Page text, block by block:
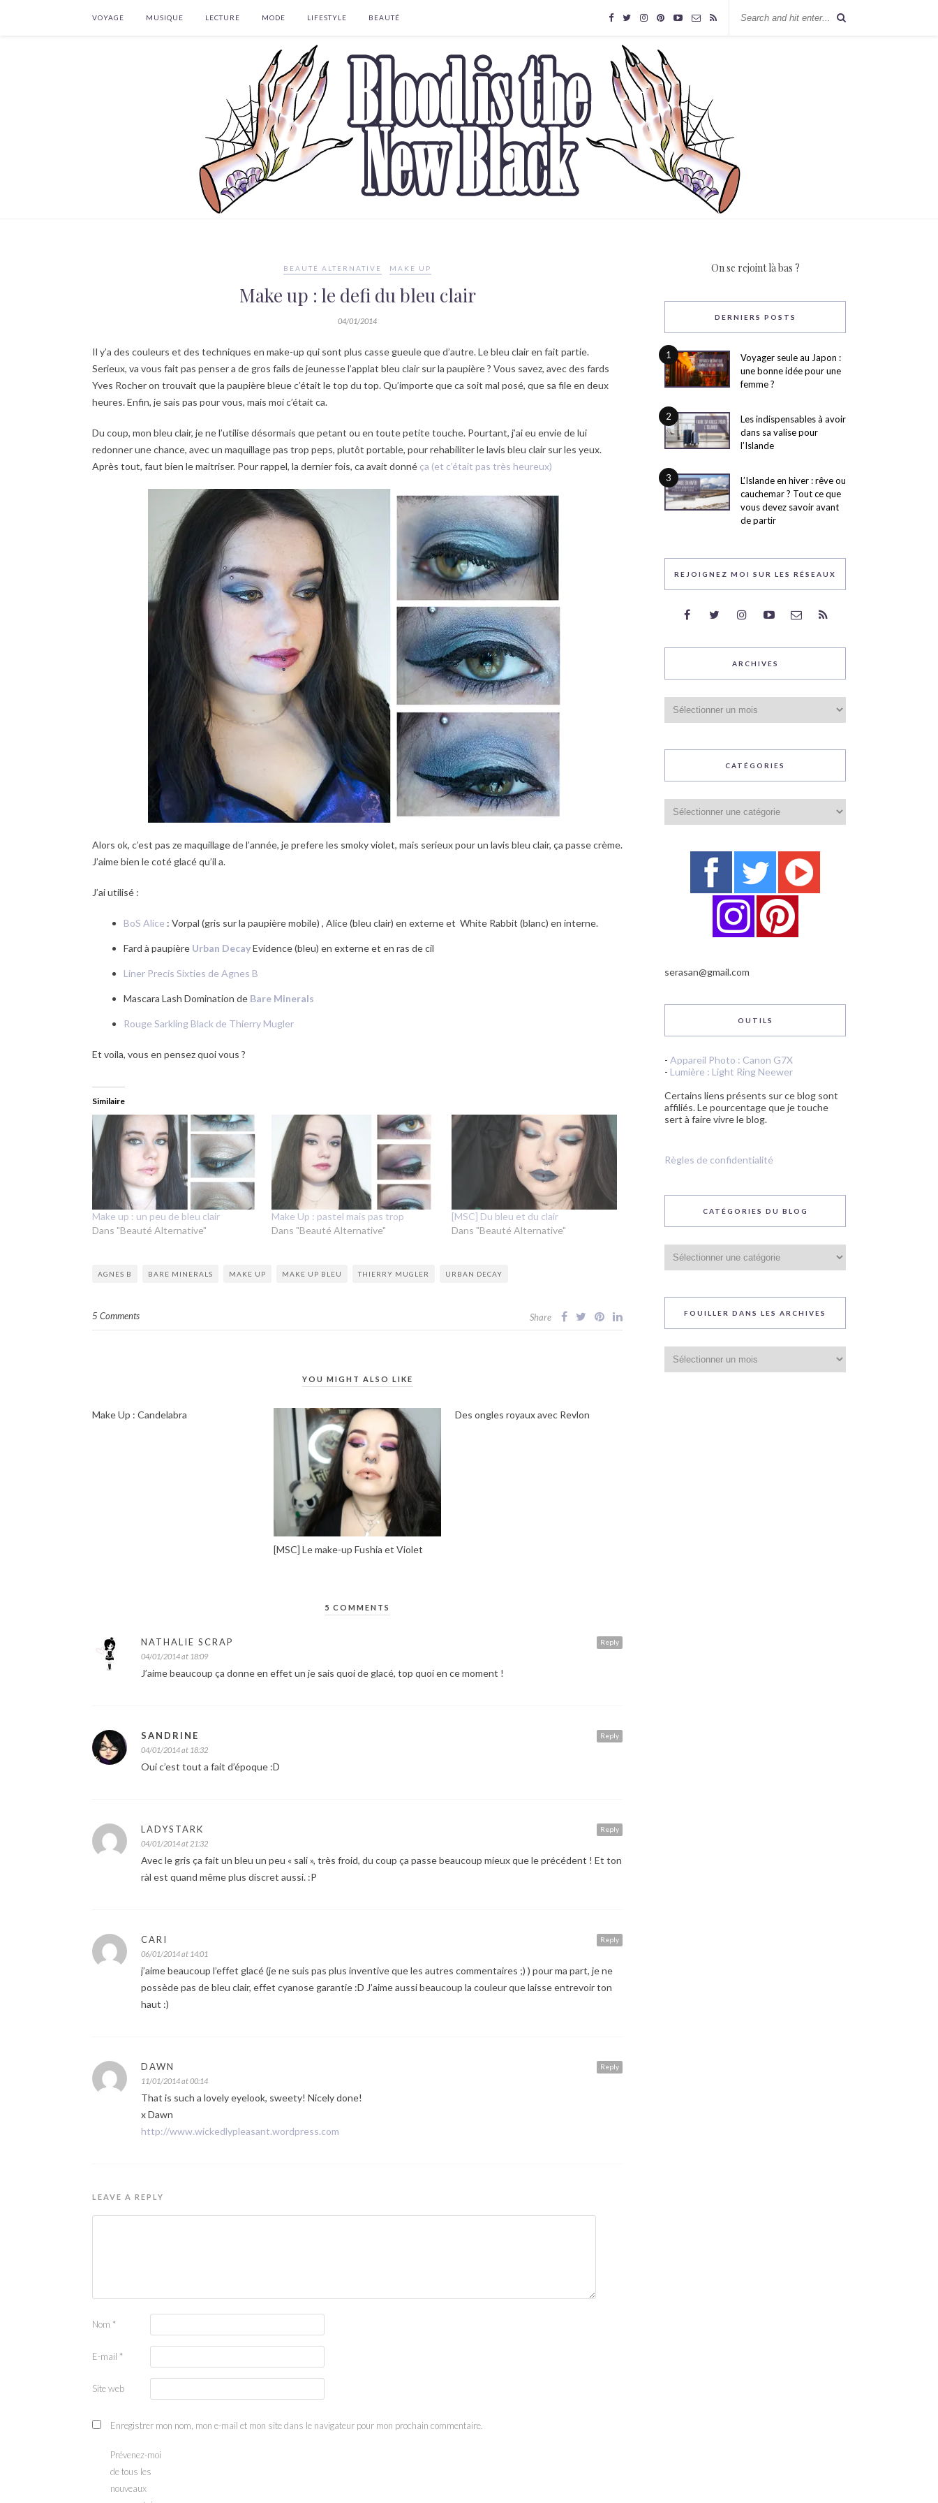
VOYAGE MUSIQUE LECTURE MODE LIFESTYLE BEAUTÉ
BEAUTÉ ALTERNATIVE MAKE UP
Make up : le defi du bleu clair
04/01/2014
Il y’a des couleurs et des techniques en make-up qui sont plus casse gueule que d’autre. Le bleu clair en fait partie.
Serieux, va vous fait pas penser a de gros fails de jeunesse l’applat bleu clair sur la paupière ? Vous savez, avec des fards
Yves Rocher on trouvait que la paupière bleue c’était le top du top. Qu’importe que ca soit mal posé, que sa file en deux
heures. Enfin, je sais pas pour vous, mais moi c’était ca.
Du coup, mon bleu clair, je ne l’utilise désormais que petant ou en toute petite touche. Pourtant, j’ai eu envie de lui
redonner une chance, avec un maquillage pas trop peps, plutôt portable, pour rehabiliter le lavis bleu clair sur les yeux.
Après tout, faut bien le maitriser. Pour rappel, la dernier fois, ca avait donné ça (et c’était pas très heureux)
Alors ok, c’est pas ze maquillage de l’année, je prefere les smoky violet, mais serieux pour un lavis bleu clair, ça passe crème.
J’aime bien le coté glacé qu’il a.
J’ai utilisé :
BoS Alice : Vorpal (gris sur la paupière mobile) , Alice (bleu clair) en externe et White Rabbit (blanc) en interne.
Fard à paupière Urban DecayEvidence (bleu) en externe et en ras de cil
Liner Precis Sixties de Agnes B
Mascara Lash Domination de Bare Minerals
Rouge Sarkling Black de Thierry Mugler
Et voila, vous en pensez quoi vous ?
Similaire
Make up : un peu de bleu clair
Dans "Beauté Alternative"
Make Up : pastel mais pas trop
Dans "Beauté Alternative"
[MSC] Du bleu et du clair
Dans "Beauté Alternative"
AGNES B BARE MINERALS MAKE UP MAKE UP BLEU THIERRY MUGLER URBAN DECAY
5 Comments Share
YOU MIGHT ALSO LIKE
Make Up : Candelabra
[MSC] Le make-up Fushia et Violet
Des ongles royaux avec Revlon
5 COMMENTS
Reply
NATHALIE SCRAP
04/01/2014 at 18:09
J’aime beaucoup ça donne en effet un je sais quoi de glacé, top quoi en ce moment !
Reply
SANDRINE
04/01/2014 at 18:32
Oui c’est tout a fait d’époque :D
Reply
LADYSTARK
04/01/2014 at 21:32
Avec le gris ça fait un bleu un peu « sali », très froid, du coup ça passe beaucoup mieux que le précédent ! Et ton
ràl est quand même plus discret aussi. :P
Reply
CARI
06/01/2014 at 14:01
j’aime beaucoup l’effet glacé (je ne suis pas plus inventive que les autres commentaires ;) ) pour ma part, je ne
possède pas de bleu clair, effet cyanose garantie :D J’aime aussi beaucoup la couleur que laisse entrevoir ton
haut :)
Reply
DAWN
11/01/2014 at 00:14
That is such a lovely eyelook, sweety! Nicely done!
x Dawn
http://www.wickedlypleasant.wordpress.com
LEAVE A REPLY
Nom *
E-mail *
Site web
Enregistrer mon nom, mon e-mail et mon site dans le navigateur pour mon prochain commentaire.
Prévenez-moi
de tous les
nouveaux
On se rejoint là bas ?
DERNIERS POSTS
1
Voyager seule au Japon :
une bonne idée pour une
femme ?
2
Les indispensables à avoir
dans sa valise pour
l’Islande
3
L’Islande en hiver : rêve ou
cauchemar ? Tout ce que
vous devez savoir avant
de partir
REJOIGNEZ MOI SUR LES RÉSEAUX
ARCHIVES
CATÉGORIES
serasan@gmail.com
OUTILS
- Appareil Photo : Canon G7X
- Lumière : Light Ring Neewer
Certains liens présents sur ce blog sont
affiliés. Le pourcentage que je touche
sert à faire vivre le blog.
Règles de confidentialité
CATÉGORIES DU BLOG
du
blog
FOUILLER DANS LES ARCHIVES
dans
les